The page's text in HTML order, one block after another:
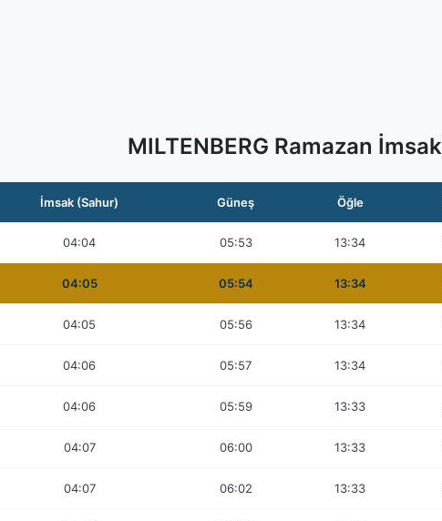
MILTENBERG Ramazan
İmsak (Sahur) Güneş Öğle
04:04 05:53 13:34
04:05 05:54 13:34
04:05 05:56 13:34
04:06 05:57 13:34
04:06 05:59 13:33
04:07 06:00 13:33
04:07 06:02 13:33